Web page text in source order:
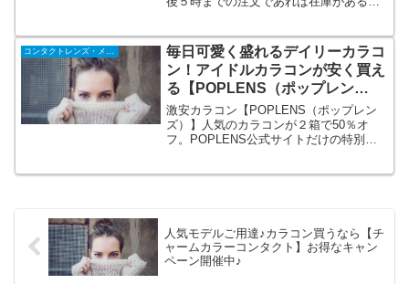
クト通販では扱っていないハードコンタ
クトや遠近両用ハードの扱いもありま
す。
コンタクトレンズ・メガネ
毎日可愛く盛れるデイリーカラコ
ン！アイドルカラコンが安く買え
る【POPLENS（ポップレン
ズ）】
激安カラコン【POPLENS（ポップレン
ズ）】人気のカラコンが２箱で50％オ
フ。POPLENS公式サイトだけの特別キ
人気モデルご用達♪カラコン買うなら【チ
ャームカラーコンタクト】お得なキャン
ペーン開催中♪